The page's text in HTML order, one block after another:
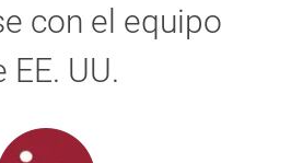
con el equipo
EE. UU.